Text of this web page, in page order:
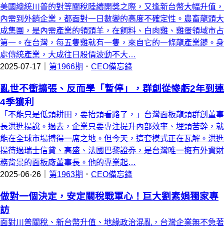
美國總統川普的對等關稅陸續開獎之際，又逢新台幣大幅升值，
內需到外銷企業，都面對一日數變的高度不確定性。農畜龍頭大
成集團，是內需產業的領頭羊，在飼料、白肉雞、雞蛋領域市占
第一。在台灣，每五隻雞就有一隻，來自它的一條龍產業鏈。身
處傳統產業，大成往日股價波動不大…
2025-07-17｜ 第1966期 ． CEO備忘錄
亂世不衝擴張、反而學「暫停」，群創從慘虧2年到連
4季獲利
「不能只是低頭耕田，要抬頭看路了，」台灣面板龍頭群創董事
長洪進揚說。過去，企業只要專注提升內部效率、埋頭苦幹，就
能在全球市場搏得一席之地。但今天，這套模式正在瓦解。洪進
揚待過瑞士信貸、高盛、法國巴黎證券，是台灣唯一擁有外資財
務背景的面板廠董事長。他的專業起…
2025-06-26｜ 第1963期 ． CEO備忘錄
做對一個決定，安定關稅戰軍心！巨大劉素娟獨家專
訪
面對川普關稅、新台幣升值、地緣政治混亂，台灣企業無不急著